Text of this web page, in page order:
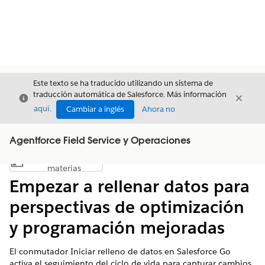
Cerrar
Este texto se ha traducido utilizando un sistema de
traducción automática de Salesforce. Más información
aquí. Cambiar a inglés Ahora no
Cerrar
Agentforce Field Service y Operaciones
Mostrar índice de materias
materias
Empezar a rellenar datos para
perspectivas de optimización
y programación mejoradas
El conmutador Iniciar relleno de datos en Salesforce Go